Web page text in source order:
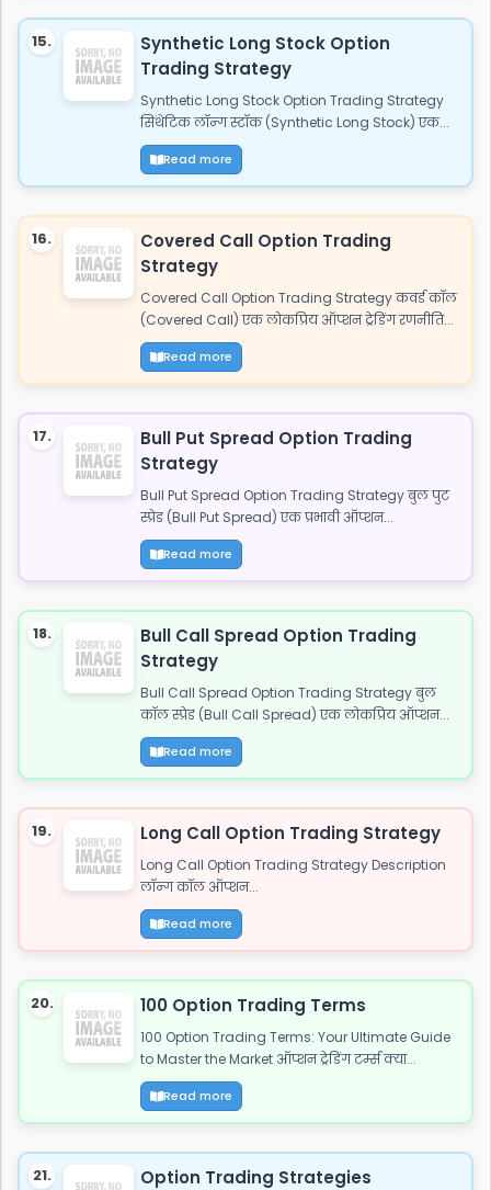
15.
Synthetic Long Stock Option
Trading Strategy
Synthetic Long Stock Option Trading Strategy
सिंथेटिक लॉन्ग स्टॉक (Synthetic Long Stock) एक...
Read more
16.
Covered Call Option Trading
Strategy
Covered Call Option Trading Strategy कवर्ड कॉल
(Covered Call) एक लोकप्रिय ऑप्शन ट्रेडिंग रणनीति...
Read more
17.
Bull Put Spread Option Trading
Strategy
Bull Put Spread Option Trading Strategy बुल पुट
स्प्रेड (Bull Put Spread) एक प्रभावी ऑप्शन...
Read more
18.
Bull Call Spread Option Trading
Strategy
Bull Call Spread Option Trading Strategy बुल
कॉल स्प्रेड (Bull Call Spread) एक लोकप्रिय ऑप्शन...
Read more
19. Long Call Option Trading Strategy
Long Call Option Trading Strategy Description
लॉन्ग कॉल ऑप्शन...
Read more
20. 100 Option Trading Terms
100 Option Trading Terms: Your Ultimate Guide
to Master the Market ऑप्शन ट्रेडिंग टर्म्स क्या...
Read more
21. Option Trading Strategies